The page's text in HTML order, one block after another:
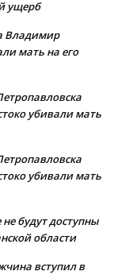
ущерб
Владимир
мать на его
убивали мать
убивали мать
будут доступны
области
вступил в